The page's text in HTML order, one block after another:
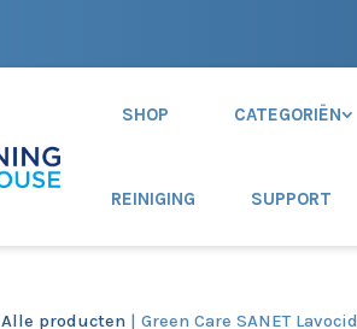
SHOP CATEGORIËN
REINIGING SUPPORT
Alle producten | Green Care SANET Lavocid